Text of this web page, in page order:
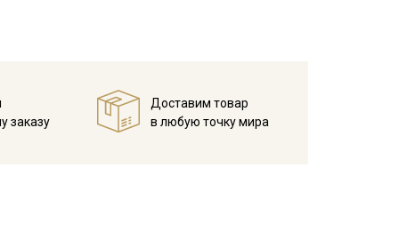
в зависимости от настроек вашего монитора и
заказу
Доставим товар
в любую точку мира